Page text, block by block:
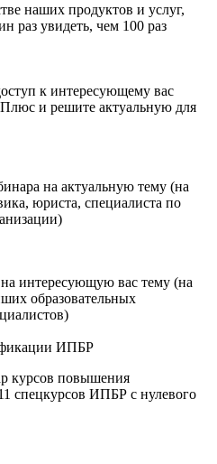
наших продуктов и услуг,
раз увидеть, чем 100 раз
к интересующему вас
и решите актуальную для
на актуальную тему (на
юриста, специалиста по
интересующую вас тему (на
образовательных
ИПБР
курсов повышения
спецкурсов ИПБР с нулевого